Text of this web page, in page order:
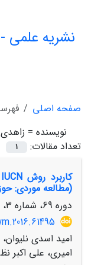
نشریه علمی
صفحه اصلی
نویسنده =
تعداد مقالات:
1
(مطالعه موردی:
دوره 69، شماره 3، پاییز 1395، صفحه
امید اسدی
امیری، علی اکبر